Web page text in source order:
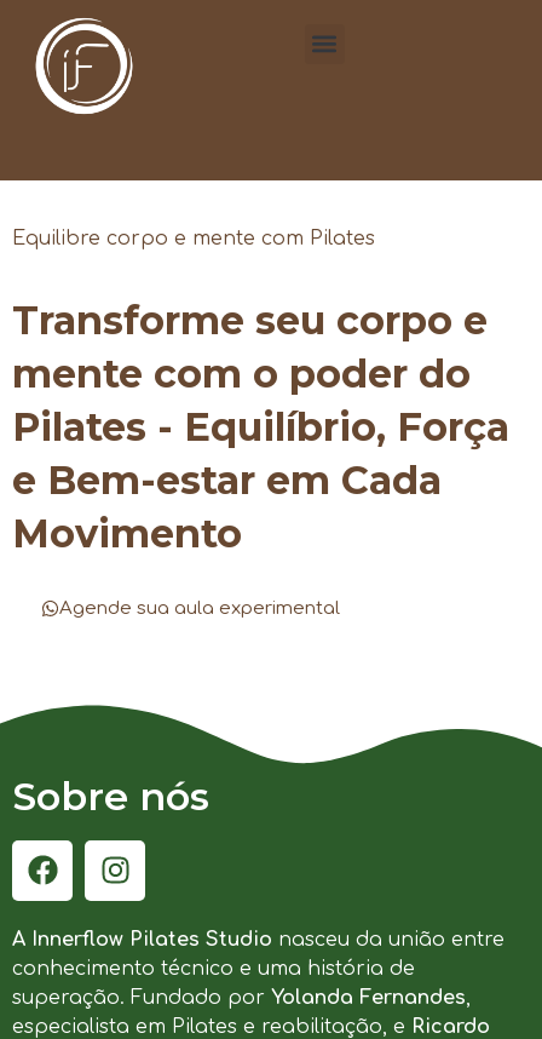
Equilibre corpo e mente com Pilates
Transforme seu corpo e
mente com o poder do
Pilates - Equilíbrio, Força
e Bem-estar em Cada
Movimento
Agende sua aula experimental
Sobre nós
A Innerflow Pilates Studio nasceu da união entre
conhecimento técnico e uma história de
superação. Fundado por Yolanda Fernandes,
especialista em Pilates e reabilitação, e Ricardo